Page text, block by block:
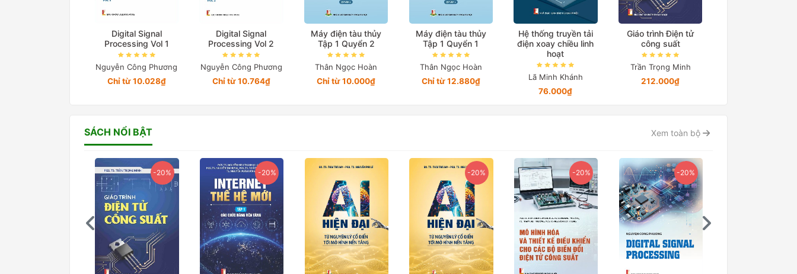
Digital Signal
Processing Vol 1
Nguyễn Công Phương
Chỉ từ 10.028₫
Digital Signal
Processing Vol 2
Nguyễn Công Phương
Chỉ từ 10.764₫
Máy điện tàu thủy
Tập 1 Quyển 2
Thân Ngọc Hoàn
Chỉ từ 10.000₫
Máy điện tàu thủy
Tập 1 Quyển 1
Thân Ngọc Hoàn
Chỉ từ 12.880₫
Hệ thống truyền tải
điện xoay chiều linh
hoạt
Lã Minh Khánh
76.000₫
Giáo trình Điện tử
công suất
Trần Trọng Minh
212.000₫
SÁCH NỔI BẬT Xem toàn bộ
-20% -20% -20% -20% -20%